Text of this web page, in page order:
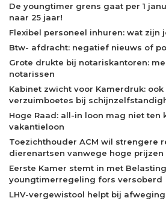
De youngtimer grens gaat per 1
naar 25 jaar!
Flexibel personeel inhuren: wat zijn
Btw- afdracht: negatief nieuws of
Grote drukte bij notariskantoren:
notarissen
Kabinet zwicht voor Kamerdruk:
verzuimboetes bij
Hoge Raad: all-in loon mag niet ten
vakantieloon
Toezichthouder ACM wil strengere
dierenartsen vanwege hoge prijzen
Eerste Kamer stemt in met
youngtimerregeling fors versoberd
LHV-vergewistool helpt bij